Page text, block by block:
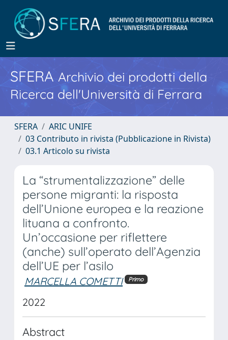
SFERA Archivio dei prodotti della
Ricerca dell'Università di Ferrara
SFERA
ARIC UNIFE
03 Contributo in rivista (Pubblicazione in Rivista)
03.1 Articolo su rivista
La “strumentalizzazione” delle
persone migranti: la risposta
dell’Unione europea e la reazione
lituana a confronto.
Un’occasione per riflettere
(anche) sull’operato dell’Agenzia
dell’UE per l’asilo
MARCELLA COMETTI Primo
2022
Abstract